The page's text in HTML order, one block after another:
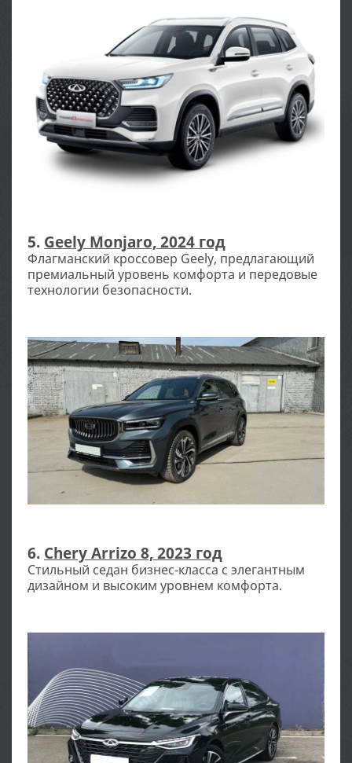
5. Geely Monjaro, 2024 год
Флагманский кроссовер Geely, предлагающий
премиальный уровень комфорта и передовые
технологии безопасности.
6. Chery Arrizo 8, 2023 год
Стильный седан бизнес-класса с элегантным
дизайном и высоким уровнем комфорта.